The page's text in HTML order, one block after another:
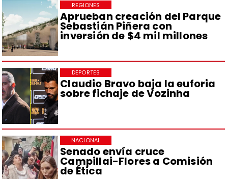
Aprueban creación del Parque
Sebastián Piñera con
inversión de $4 mil millones
REGIONES
Claudio Bravo baja la euforia
sobre fichaje de Vozinha
DEPORTES
Senado envía cruce
Campillai-Flores a Comisión
de Ética
NACIONAL